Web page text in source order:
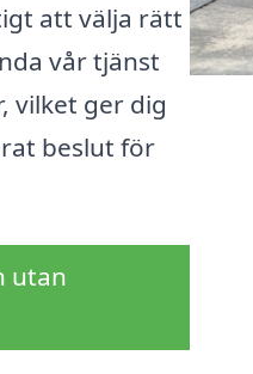
att välja rätt
vår tjänst
vilket ger dig
beslut för
utan